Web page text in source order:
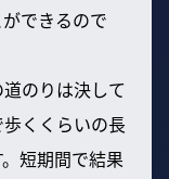
できるので
のりは決して
くくらいの長
短期間で結果